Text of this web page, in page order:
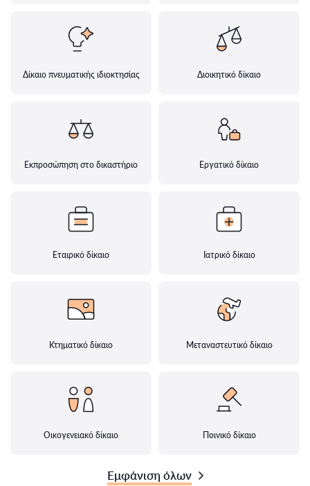
Δίκαιο πνευματικής ιδιοκτησίας Διοικητικό δίκαιο
Εκπροσώπηση στο δικαστήριο Εργατικό δίκαιο
Εταιρικό δίκαιο Ιατρικό δίκαιο
Κτηματικό δίκαιο Μεταναστευτικό δίκαιο
Οικογενειακό δίκαιο Ποινικό δίκαιο
Εμφάνιση όλων